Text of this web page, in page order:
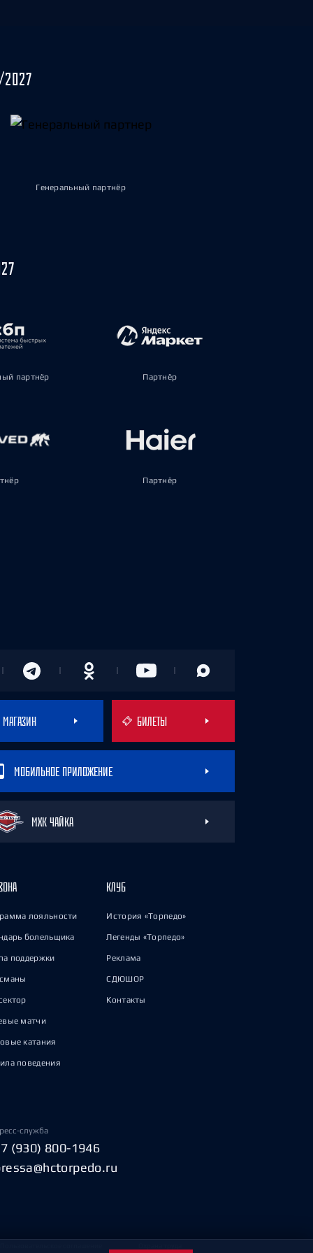
Генеральный партнёр
партнёр Партнёр
Партнёр
МАГАЗИН БИЛЕТЫ
МОБИЛЬНОЕ ПРИЛОЖЕНИЕ
МХК ЧАЙКА
лояльности
болельщика
поддержки
матчи
катания
поведения
КЛУБ
История «Торпедо»
Легенды «Торпедо»
Реклама
СДЮШОР
Контакты
служба
(930) 800-1946